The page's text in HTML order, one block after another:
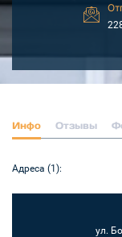
Инфо Отзывы
Адреса (1):
ул.